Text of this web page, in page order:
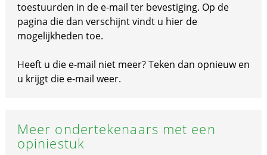
toestuurden in de e-mail ter bevestiging. Op de
pagina die dan verschijnt vindt u hier de
mogelijkheden toe.
Heeft u die e-mail niet meer? Teken dan opnieuw en
u krijgt die e-mail weer.
Meer ondertekenaars met een
opiniestuk